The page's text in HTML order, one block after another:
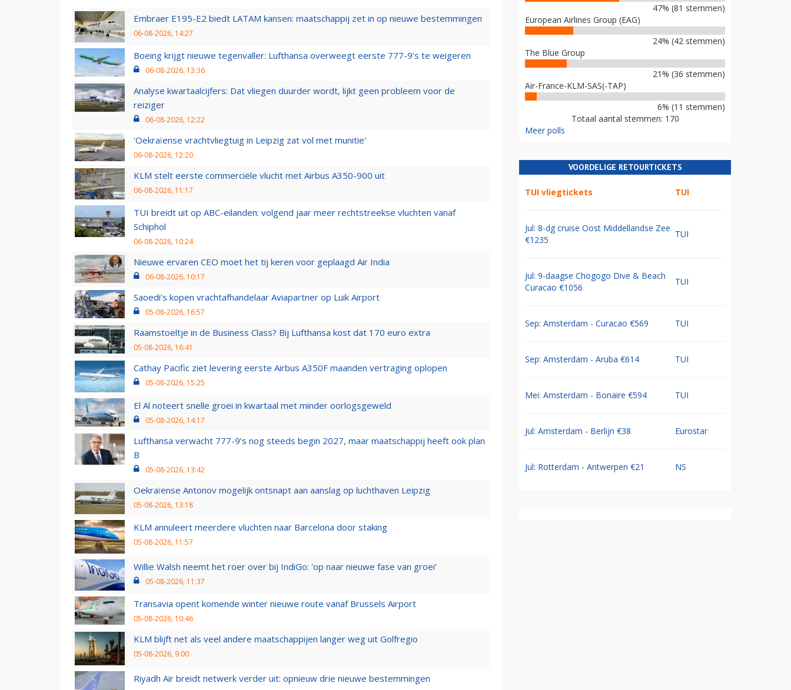
Embraer E195-E2 biedt LATAM kansen: maatschappij zet in op nieuwe bestemmingen
06-08-2026, 14:27
Boeing krijgt nieuwe tegenvaller: Lufthansa overweegt eerste 777-9’s te weigeren
06-08-2026, 13:36
Analyse kwartaalcijfers: Dat vliegen duurder wordt, lijkt geen probleem voor de
reiziger
06-08-2026, 12:22
'Oekraïense vrachtvliegtuig in Leipzig zat vol met munitie'
06-08-2026, 12:20
KLM stelt eerste commerciële vlucht met Airbus A350-900 uit
06-08-2026, 11:17
TUI breidt uit op ABC-eilanden: volgend jaar meer rechtstreekse vluchten vanaf
Schiphol
06-08-2026, 10:24
Nieuwe ervaren CEO moet het tij keren voor geplaagd Air India
06-08-2026, 10:17
Saoedi’s kopen vrachtafhandelaar Aviapartner op Luik Airport
05-08-2026, 16:57
Raamstoeltje in de Business Class? Bij Lufthansa kost dat 170 euro extra
05-08-2026, 16:41
Cathay Pacific ziet levering eerste Airbus A350F maanden vertraging oplopen
05-08-2026, 15:25
El Al noteert snelle groei in kwartaal met minder oorlogsgeweld
05-08-2026, 14:17
Lufthansa verwacht 777-9’s nog steeds begin 2027, maar maatschappij heeft ook plan
B
05-08-2026, 13:42
Oekraïense Antonov mogelijk ontsnapt aan aanslag op luchthaven Leipzig
05-08-2026, 13:18
KLM annuleert meerdere vluchten naar Barcelona door staking
05-08-2026, 11:57
Willie Walsh neemt het roer over bij IndiGo: 'op naar nieuwe fase van groei'
05-08-2026, 11:37
Transavia opent komende winter nieuwe route vanaf Brussels Airport
05-08-2026, 10:46
KLM blijft net als veel andere maatschappijen langer weg uit Golfregio
05-08-2026, 9:00
Riyadh Air breidt netwerk verder uit: opnieuw drie nieuwe bestemmingen
47% (81 stemmen)
European Airlines Group (EAG)
24% (42 stemmen)
The Blue Group
21% (36 stemmen)
Air-France-KLM-SAS(-TAP)
6% (11 stemmen)
Totaal aantal stemmen: 170
Meer polls
VOORDELIGE RETOURTICKETS
TUI vliegtickets TUI
Jul: 8-dg cruise Oost Middellandse Zee
€1235
TUI
Jul: 9-daagse Chogogo Dive & Beach
Curacao €1056
TUI
Sep: Amsterdam - Curacao €569 TUI
Sep: Amsterdam - Aruba €614 TUI
Mei: Amsterdam - Bonaire €594 TUI
Jul: Amsterdam - Berlijn €38 Eurostar
Jul: Rotterdam - Antwerpen €21 NS